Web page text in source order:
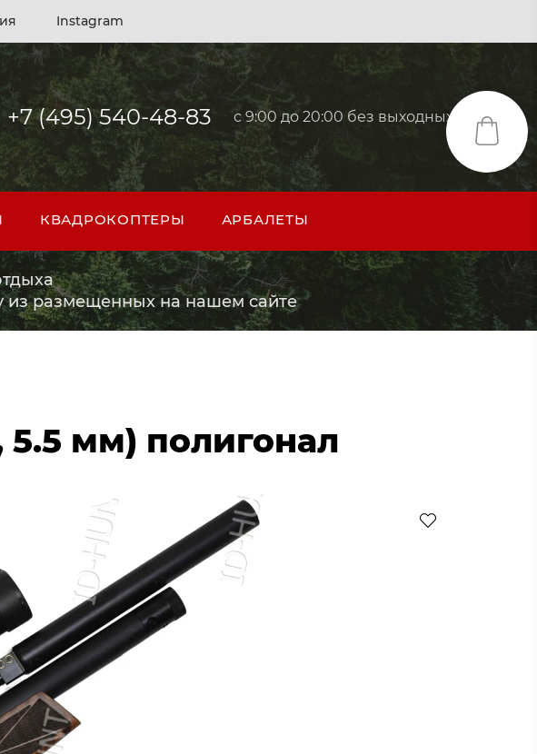
Instagram
+7 (495) 540-48-83 с 9:00 до 20:00 без выходных
КВАДРОКОПТЕРЫ АРБАЛЕТЫ
из размещенных на нашем сайте
мм) полигонал